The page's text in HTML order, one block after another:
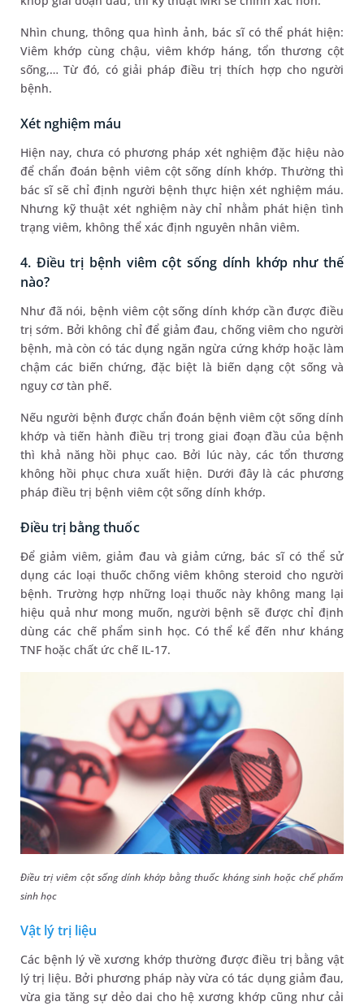
Nhìn chung, thông qua hình ảnh, bác sĩ có thể phát hiện:
Viêm khớp cùng chậu, viêm khớp háng, tổn thương cột
sống,… Từ đó, có giải pháp điều trị thích hợp cho người
bệnh.
Xét nghiệm máu
Hiện nay, chưa có phương pháp xét nghiệm đặc hiệu nào
để chẩn đoán bệnh viêm cột sống dính khớp. Thường thì
bác sĩ sẽ chỉ định người bệnh thực hiện xét nghiệm máu.
Nhưng kỹ thuật xét nghiệm này chỉ nhằm phát hiện tình
trạng viêm, không thể xác định nguyên nhân viêm.
4. Điều trị bệnh viêm cột sống dính khớp như thế
nào?
Như đã nói, bệnh viêm cột sống dính khớp cần được điều
trị sớm. Bởi không chỉ để giảm đau, chống viêm cho người
bệnh, mà còn có tác dụng ngăn ngừa cứng khớp hoặc làm
chậm các biến chứng, đặc biệt là biến dạng cột sống và
nguy cơ tàn phế.
Nếu người bệnh được chẩn đoán bệnh viêm cột sống dính
khớp và tiến hành điều trị trong giai đoạn đầu của bệnh
thì khả năng hồi phục cao. Bởi lúc này, các tổn thương
không hồi phục chưa xuất hiện. Dưới đây là các phương
pháp điều trị bệnh viêm cột sống dính khớp.
Điều trị bằng thuốc
Để giảm viêm, giảm đau và giảm cứng, bác sĩ có thể sử
dụng các loại thuốc chống viêm không steroid cho người
bệnh. Trường hợp những loại thuốc này không mang lại
hiệu quả như mong muốn, người bệnh sẽ được chỉ định
dùng các chế phẩm sinh học. Có thể kể đến như kháng
TNF hoặc chất ức chế IL-17.
Điều trị viêm cột sống dính khớp bằng thuốc kháng sinh hoặc chế phẩm
sinh học
Vật lý trị liệu
Các bệnh lý về xương khớp thường được điều trị bằng vật
lý trị liệu. Bởi phương pháp này vừa có tác dụng giảm đau,
vừa gia tăng sự dẻo dai cho hệ xương khớp cũng như cải